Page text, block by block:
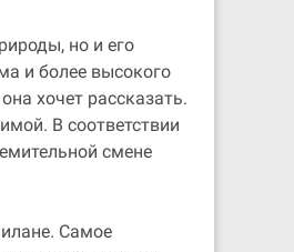
но и его
и более высокого
хочет рассказать.
В соответствии
смене
Самое